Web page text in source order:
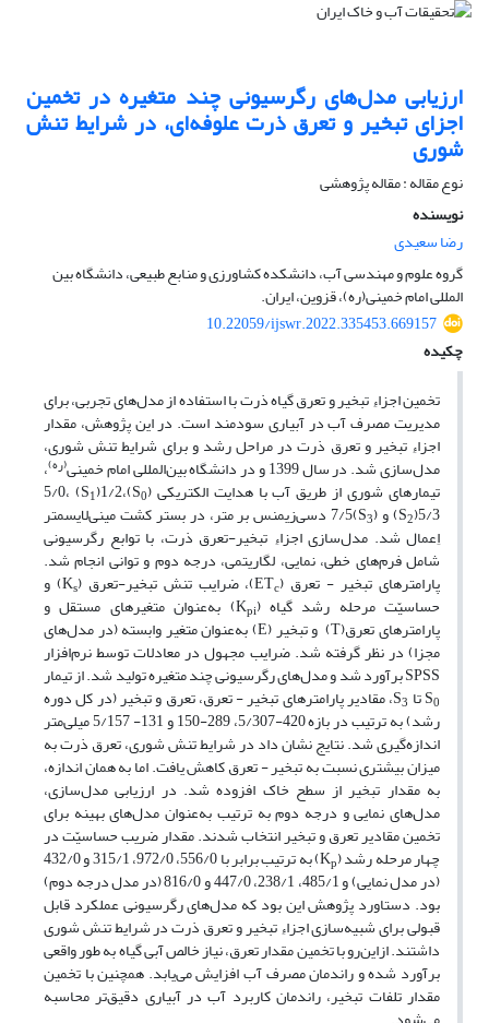
ارزیابی مدل‌های رگرسیونی چند متغیره در تخمین
اجزای تبخیر و تعرق ذرت علوفه‌ای، در شرایط تنش
شوری
نوع مقاله : مقاله پژوهشی
نویسنده
رضا سعیدی
گروه علوم و مهندسی آب، دانشکده کشاورزی و منابع طبیعی، دانشگاه بین
المللی امام خمینی(ره)، قزوین، ایران.
10.22059/ijswr.2022.335453.669157
چکیده
تخمین اجزاءِ تبخیر و تعرق گیاه ذرت با استفاده از مدل‌های تجربی، برای
مدیریت مصرف آب در آبیاری سودمند است. در این پژوهش، مقدار
اجزاءِ تبخیر و تعرق ذرت در مراحل رشد و برای شرایط تنش شوری،
مدل‌سازی شد. در سال 1399 و در دانشگاه بین‌المللی امام خمینی (ره)،
تیمارهای شوری از طریق آب با هدایت الکتریکی (S0 )5/0، (S 1)1/2،
(S2)5/3 و (S 3 )7/5 دسی‌زیمنس بر متر، در بستر کشت مینی‌لایسمتر
اِعمال شد. مدل‌سازی اجزاءِ تبخیر-تعرق ذرت، با توابع رگرسیونی
شامل فرم‌های خطی، نمایی، لگاریتمی، درجه دوم و توانی انجام شد.
پارامترهای تبخیر - تعرق (ETc )، ضرایب تنش تبخیر-تعرق (Ks ) و
حساسیّت مرحله رشد گیاه (Kpi ) به‌عنوان متغیرهای مستقل و
پارامترهای تعرق(T) و تبخیر (E) به‌عنوان متغیر وابسته (در مدل‌های
مجزا) در نظر گرفته شد. ضرایب مجهول در معادلات توسط نرم‌افزار
SPSS برآورد شد و مدل‌های رگرسیونی چند متغیره تولید شد. از تیمار
S0 تا S 3 ، مقادیر پارامترهای تبخیر - تعرق، تعرق و تبخیر (در کل دوره
رشد) به ترتیب در بازه 420-5/307، 289-150 و 131- 5/157 میلی‌متر
اندازه‌گیری شد. نتایج نشان داد در شرایط تنش شوری، تعرق ذرت به
میزان بیشتری نسبت به تبخیر - تعرق کاهش یافت. اما به همان اندازه،
به مقدار تبخیر از سطح خاک افزوده شد. در ارزیابی مدل‌سازی‌،
مدل‌های نمایی و درجه دوم به ترتیب به‌عنوان مدل‌های بهینه برای
تخمین مقادیر تعرق و تبخیر انتخاب شدند. مقدار ضریب حساسیّت در
چهار مرحله رشد (Kp ) به ترتیب برابر با 556/0، 972/0، 315/1 و 432/0
(در مدل نمایی) و 485/1، 238/1، 447/0 و 816/0 (در مدل درجه دوم)
بود. دستاورد پژوهش این بود که مدل‌های رگرسیونی عملکرد قابل
قبولی برای شبیه‌سازی اجزاءِ تبخیر و تعرق ذرت در شرایط تنش شوری
داشتند. ازاین‌رو با تخمین مقدار تعرق، نیاز خالص آبی گیاه به طور واقعی
برآورد شده و راندمان مصرف آب افزایش می‌یابد. همچنین با تخمین
مقدار تلفات تبخیر، راندمان کاربرد آب در آبیاری دقیق‌تر محاسبه